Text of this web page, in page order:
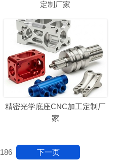
定制厂家
精密光学底座CNC加工定制厂
家
186 下一页